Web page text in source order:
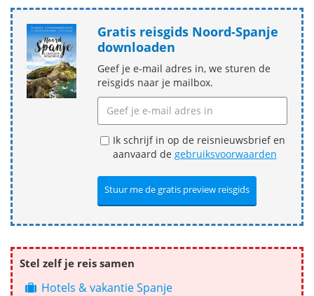
Gratis reisgids Noord-Spanje
downloaden
Geef je e-mail adres in, we sturen de
reisgids naar je mailbox.
Ik schrijf in op de reisnieuwsbrief en
aanvaard de gebruiksvoorwaarden
Stel zelf je reis samen
Hotels & vakantie Spanje